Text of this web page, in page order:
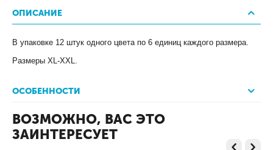
ОПИСАНИЕ
В упаковке 12 штук одного цвета по 6 единиц каждого размера.
Размеры XL-XXL.
ОСОБЕННОСТИ
ВОЗМОЖНО, ВАС ЭТО
ЗАИНТЕРЕСУЕТ